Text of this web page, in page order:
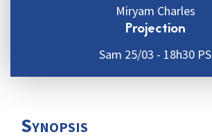
Miryam Charles
Projection
Sam 25/03 - 18h30 PS
Synopsis